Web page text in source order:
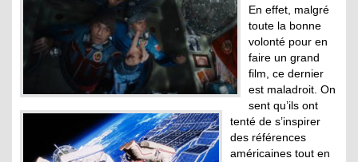
En effet, malgré
toute la bonne
volonté pour en
faire un grand
film, ce dernier
est maladroit. On
sent qu’ils ont
tenté de s’inspirer
des références
américaines tout en